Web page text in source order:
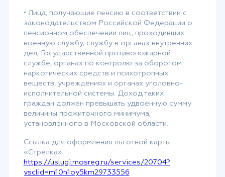
• Лица, получающие пенсию в соответствии с
законодательством Российской Федерации о
пенсионном обеспечении лиц, проходивших
военную службу, службу в органах внутренних
дел, Государственной противопожарной
службе, органах по контролю за оборотом
наркотических средств и психотропных
веществ, учреждениях и органах уголовно-
исполнительной системы. Доход таких
граждан должен превышать удвоенную сумму
величины прожиточного минимума,
установленного в Московской области.
Ссылка для оформления льготной карты
«Стрелка»
https://uslugi.mosreg.ru/services/20704?
ysclid=m10n1oy5km29733556